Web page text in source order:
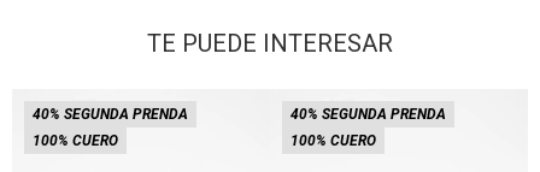
TE PUEDE INTERESAR
100% CUERO
40% SEGUNDA PRENDA
100% CUERO
40% SEGUNDA PRENDA